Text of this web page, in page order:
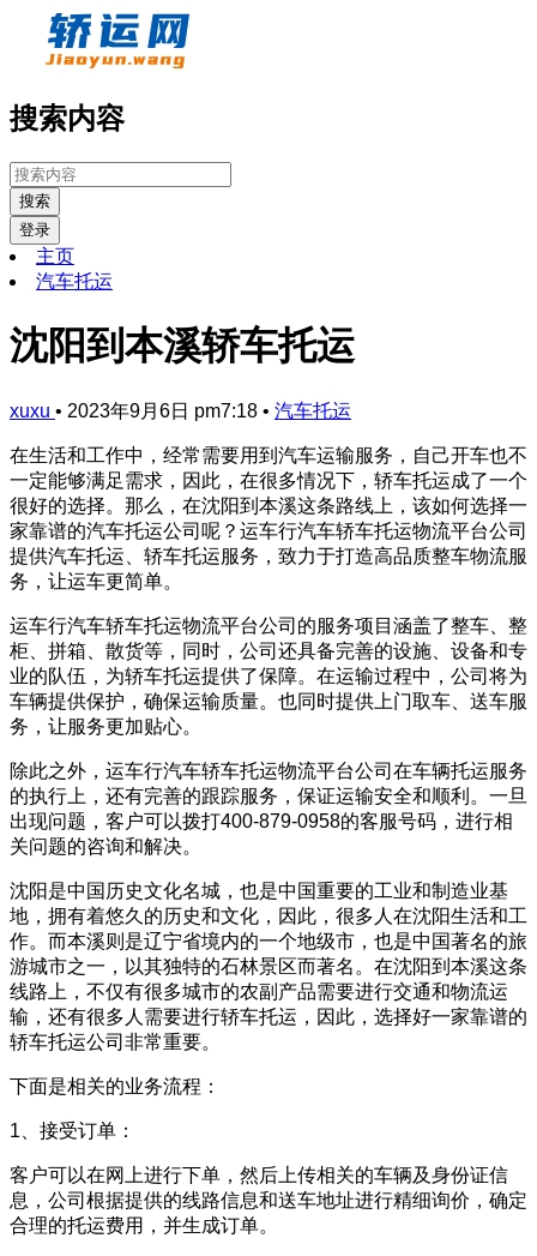
搜索内容
搜索
登录
主页
汽车托运
沈阳到本溪轿车托运
xuxu • 2023年9月6日 pm7:18 • 汽车托运
在生活和工作中，经常需要用到汽车运输服务，自己开车也不
一定能够满足需求，因此，在很多情况下，轿车托运成了一个
很好的选择。那么，在沈阳到本溪这条路线上，该如何选择一
家靠谱的汽车托运公司呢？运车行汽车轿车托运物流平台公司
提供汽车托运、轿车托运服务，致力于打造高品质整车物流服
务，让运车更简单。
运车行汽车轿车托运物流平台公司的服务项目涵盖了整车、整
柜、拼箱、散货等，同时，公司还具备完善的设施、设备和专
业的队伍，为轿车托运提供了保障。在运输过程中，公司将为
车辆提供保护，确保运输质量。也同时提供上门取车、送车服
务，让服务更加贴心。
除此之外，运车行汽车轿车托运物流平台公司在车辆托运服务
的执行上，还有完善的跟踪服务，保证运输安全和顺利。一旦
出现问题，客户可以拨打400-879-0958的客服号码，进行相
关问题的咨询和解决。
沈阳是中国历史文化名城，也是中国重要的工业和制造业基
地，拥有着悠久的历史和文化，因此，很多人在沈阳生活和工
作。而本溪则是辽宁省境内的一个地级市，也是中国著名的旅
游城市之一，以其独特的石林景区而著名。在沈阳到本溪这条
线路上，不仅有很多城市的农副产品需要进行交通和物流运
输，还有很多人需要进行轿车托运，因此，选择好一家靠谱的
轿车托运公司非常重要。
下面是相关的业务流程：
1、接受订单：
客户可以在网上进行下单，然后上传相关的车辆及身份证信
息，公司根据提供的线路信息和送车地址进行精细询价，确定
合理的托运费用，并生成订单。